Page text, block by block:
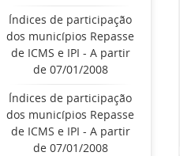
Índices de participação
dos municípios Repasse
de ICMS e IPI - A partir
de 07/01/2008
Índices de participação
dos municípios Repasse
de ICMS e IPI - A partir
de 07/01/2008